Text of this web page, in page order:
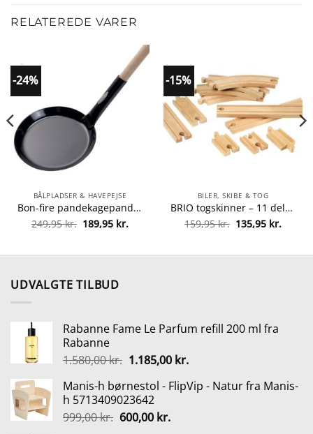
RELATEREDE VARER
-24%
BÅLPLADSER & HAVEPEJSE
Bon-fire pandekagepande fra Bon-fire 5708085100091
249,95kr. Den
oprindelige
249,95 kr..
189,95 kr.
aktuelle
189,95 kr..
-15%
BILER, SKIBE & TOG
BRIO togskinner – 11 dele fra brio 7312350334012
159,95kr. Den
oprindelige
159,95 kr..
135,95 kr.
UDVALGTE TILBUD
Rabanne Fame Le Parfum refill 200 ml fra
Rabanne
1.580,00kr. Den
pris
var:
1.580,00 kr..
1.185,00 kr.Den
pris
Manis-h børnestol - FlipVip - Natur fra Manis-
h 5713409023642
999,00kr. Den
600,00 kr.Den